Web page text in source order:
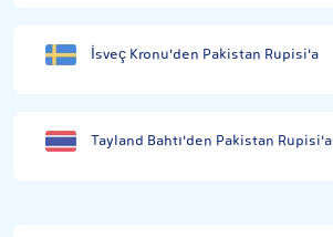
İsveç Kronu'den Pakistan Rupisi'a
Tayland Bahtı'den Pakistan Rupisi'a